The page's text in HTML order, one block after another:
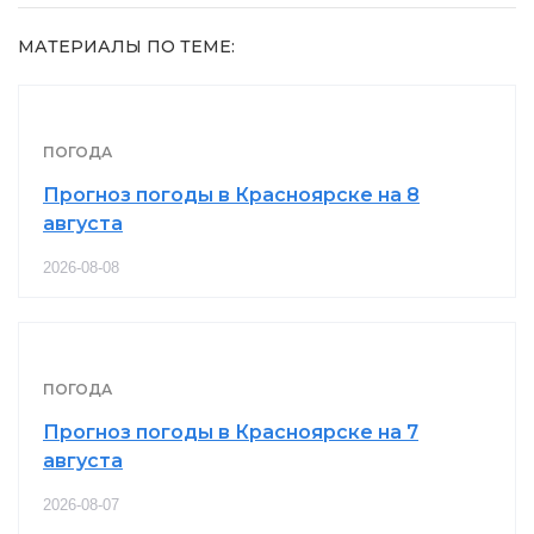
МАТЕРИАЛЫ ПО ТЕМЕ:
ПОГОДА
Прогноз погоды в Красноярске на 8
августа
2026-08-08
ПОГОДА
Прогноз погоды в Красноярске на 7
августа
2026-08-07